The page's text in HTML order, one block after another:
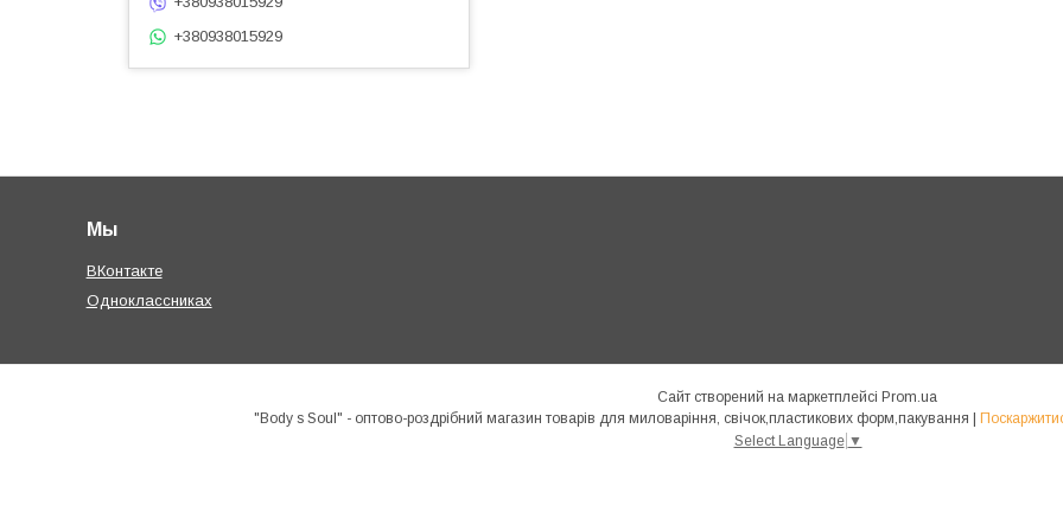
+380938015929
Мы
ВКонтакте
Одноклассниках
Сайт створений на маркетплейсі Prom.ua
Select Language ▼